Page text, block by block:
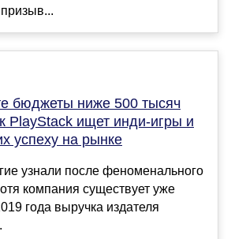
призыв...
бюджеты ниже 500 тысяч
PlayStack ищет инди-игры и
успеху на рынке
узнали после феноменального
компания существует уже
года выручка издателя